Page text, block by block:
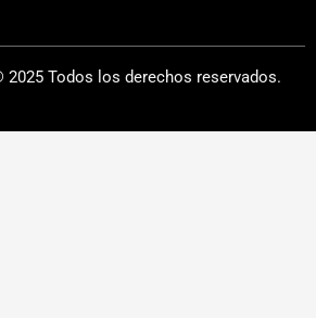
2025 Todos los derechos reservados.